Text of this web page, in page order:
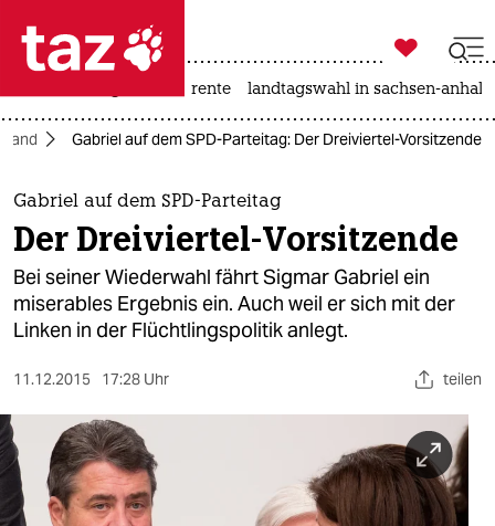
 taz zahl ich
taz zahl ich
themen
politik
öko
sport
berlin

taz zahl ich
rente landtagswahl in sachsen-anhalt
Gabriel auf dem SPD-Parteitag: Der Dreiviertel-Vorsitzende
Gabriel auf dem SPD-Parteitag
Der Dreiviertel-Vorsitzende
Bei seiner Wiederwahl fährt Sigmar Gabriel ein
miserables Ergebnis ein. Auch weil er sich mit der
Linken in der Flüchtlingspolitik anlegt.
11.12.2015 17:28 Uhr teilen